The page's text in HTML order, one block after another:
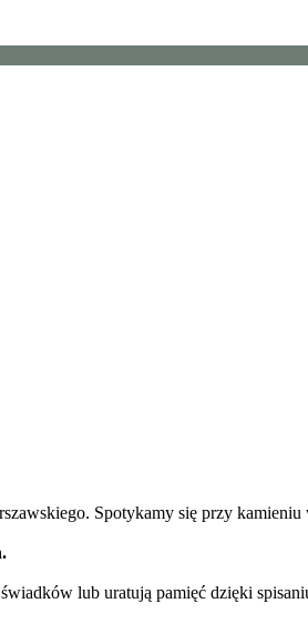
Spotykamy się przy
lub uratują pamięć dzięki